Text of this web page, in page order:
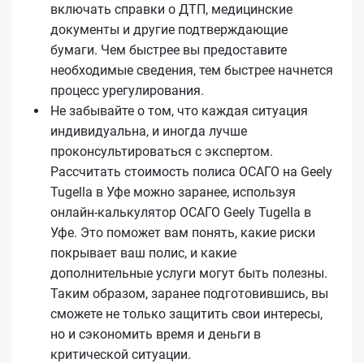
включать справки о ДТП, медицинские
документы и другие подтверждающие
бумаги. Чем быстрее вы предоставите
необходимые сведения, тем быстрее начнется
процесс урегулирования.
Не забывайте о том, что каждая ситуация
индивидуальна, и иногда лучше
проконсультироваться с экспертом.
Рассчитать стоимость полиса ОСАГО на Geely
Tugella в Уфе можно заранее, используя
онлайн-калькулятор ОСАГО Geely Tugella в
Уфе. Это поможет вам понять, какие риски
покрывает ваш полис, и какие
дополнительные услуги могут быть полезны.
Таким образом, заранее подготовившись, вы
сможете не только защитить свои интересы,
но и сэкономить время и деньги в
критической ситуации.